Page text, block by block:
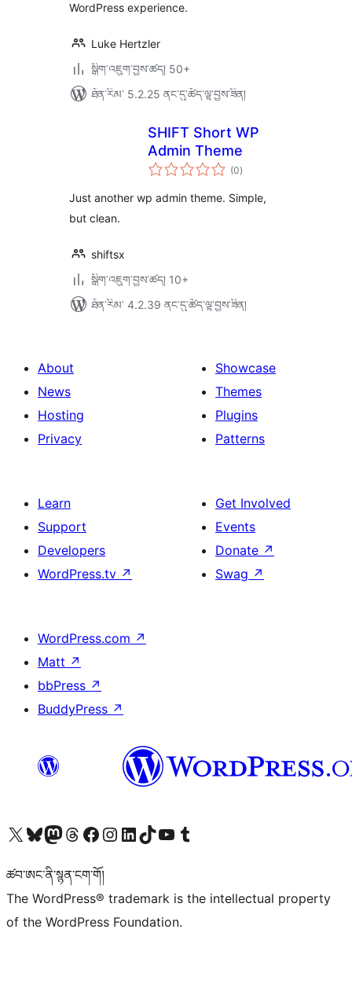
WordPress experience.
Luke Hertzler
སྒྲིག་འཇུག་བྱས་ཚད། 50+
ཐོན་རིམ་ 5.2.25 ནང་དུ་ཚོད་ལྟ་བྱས་ཟིན།
SHIFT Short WP
Admin Theme
(0གདེང་
འཇོག་
ཚང་།
)
Just another wp admin theme. Simple,
but clean.
shiftsx
སྒྲིག་འཇུག་བྱས་ཚད། 10+
ཐོན་རིམ་ 4.2.39 ནང་དུ་ཚོད་ལྟ་བྱས་ཟིན།
About
News
Hosting
Privacy
Showcase
Themes
Plugins
Patterns
Learn
Support
Developers
WordPress.tv ↗
Get Involved
Events
Donate ↗
Swag ↗
WordPress.com ↗
Matt ↗
bbPress ↗
BuddyPress ↗
Visit our X (formerly Twitter) account
Visit our Bluesky account
Visit our Mastodon account
Visit our Threads account
Visit our Facebook page
Visit our Instagram account
Visit our LinkedIn account
Visit our TikTok account
Visit our YouTube channel
Visit our Tumblr account
ཚབ་ཨང་ནི་སྙན་ངག་གོ།
The WordPress® trademark is the intellectual property
of the WordPress Foundation.